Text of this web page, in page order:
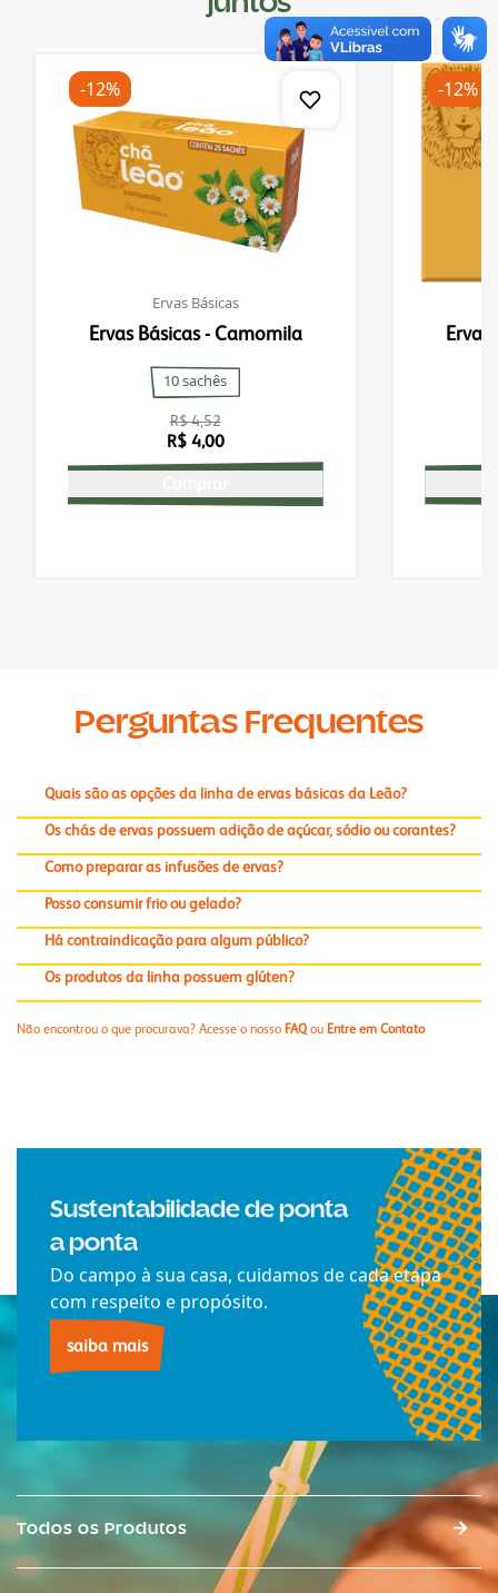
juntos
Ervas Básicas
Ervas Básicas - Camomila
10 sachês
-12%
R$ 4,00
R$ 4,52
Ervas
-12%
Perguntas Frequentes
Quais são as opções da linha de ervas básicas da Leão?
Os chás de ervas possuem adição de açúcar, sódio ou corantes?
Como preparar as infusões de ervas?
Posso consumir frio ou gelado?
Há contraindicação para algum público?
Os produtos da linha possuem glúten?
Não encontrou o que procurava? Acesse o nosso FAQ ou Entre em Contato
Sustentabilidade de ponta
a ponta
Do campo à sua casa, cuidamos de cada etapa
com respeito e propósito.
saiba mais
Todos os Produtos